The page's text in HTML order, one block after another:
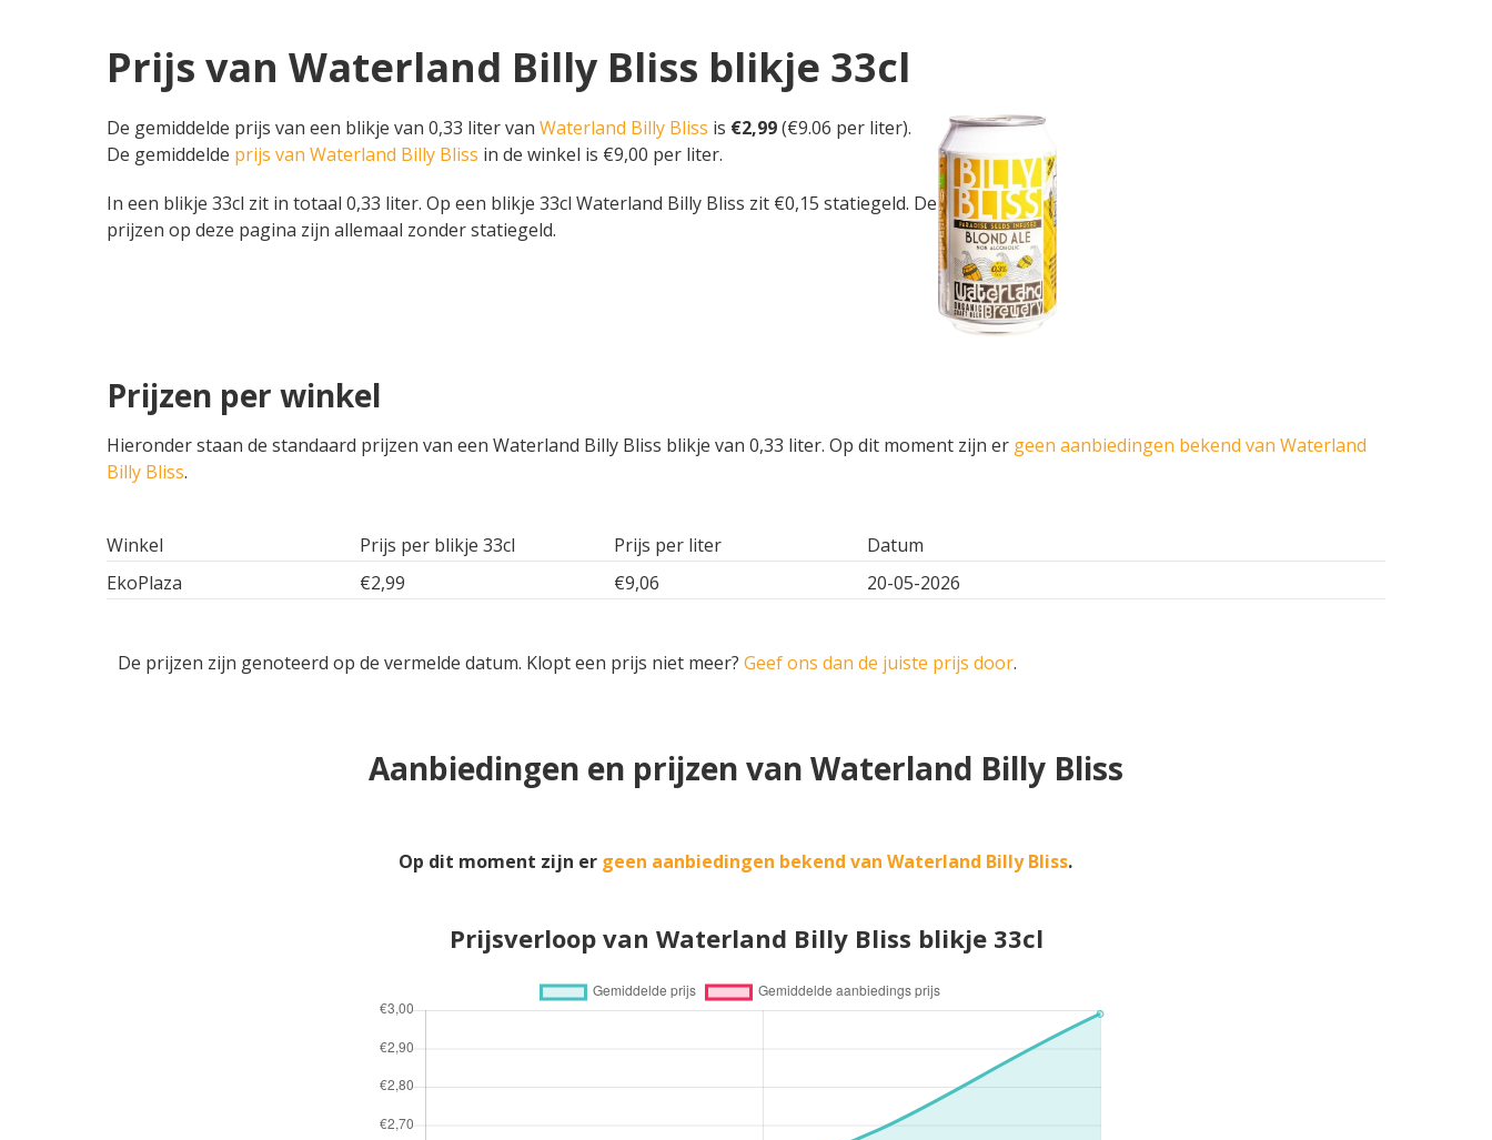
Prijs van Waterland Billy Bliss blikje 33cl
De gemiddelde prijs van een blikje van 0,33 liter van Waterland Billy Bliss is €2,99(€9.06 per liter).
De gemiddelde prijs van Waterland Billy Bliss in de winkel is €9,00 per liter.
In een blikje 33cl zit in totaal 0,33 liter. Op een blikje 33cl Waterland Billy Bliss zit €0,15 statiegeld. De
prijzen op deze pagina zijn allemaal zonder statiegeld.
Prijzen per winkel
Hieronder staan de standaard prijzen van een Waterland Billy Bliss blikje van 0,33 liter. Op dit moment zijn er geen aanbiedingen bekend van Waterland
Billy Bliss.
Winkel Prijs per blikje 33cl Prijs per liter
Datum
EkoPlaza
€2,99 €9,06 20-05-2026
De prijzen zijn genoteerd op de vermelde datum. Klopt een prijs niet meer? Geef ons dan de juiste prijs door.
Aanbiedingen en prijzen van Waterland Billy Bliss
Op dit moment zijn er geen aanbiedingen bekend van Waterland Billy Bliss.
Prijsverloop van Waterland Billy Bliss blikje 33cl